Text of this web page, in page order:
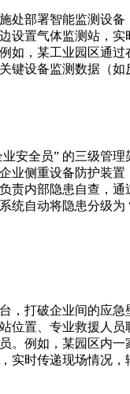
处部署智能监测设
设置气体监测站，
如，某工业园区通
设备监测数据（
安全员” 的三级管
业侧重设备防护装
责内部隐患自查，
统自动将隐患分级
，打破企业间的应
位置、专业救援人
。例如，某园区内
实时传递现场情况